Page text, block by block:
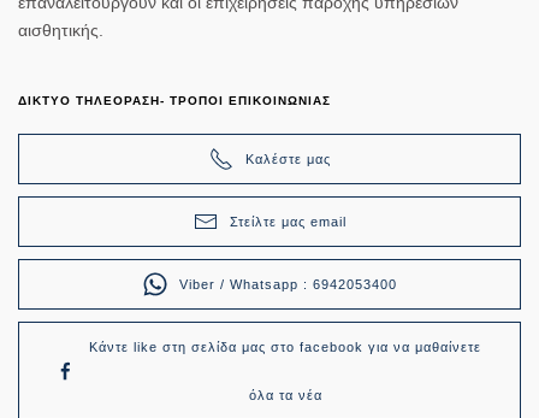
αισθητικής.
ΔΙΚΤΥΟ ΤΗΛΕΟΡΑΣΗ- ΤΡΟΠΟΙ ΕΠΙΚΟΙΝΩΝΙΑΣ
Καλέστε μας
Στείλτε μας email
Viber / Whatsapp : 6942053400
Κάντε like στη σελίδα μας στο facebook για να μαθαίνετε
όλα τα νέα